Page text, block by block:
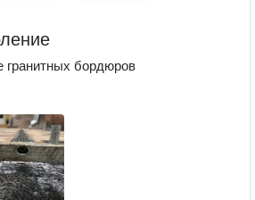
гранитных бордюров